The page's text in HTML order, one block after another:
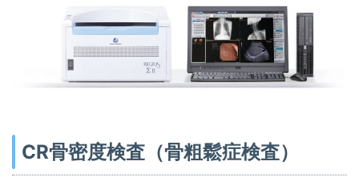
CR骨密度検査（骨粗鬆症検査）